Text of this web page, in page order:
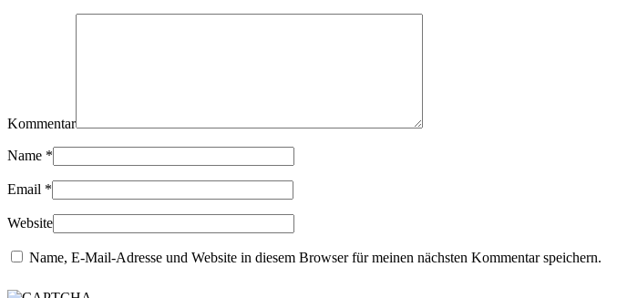
Kommentar
Name *
Email *
Website
Name, E-Mail-Adresse und Website in diesem Browser für meinen nächsten Kommentar speichern.